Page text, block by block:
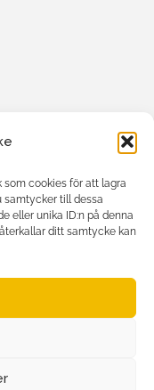
som cookies för att lagra
samtycker till dessa
eller unika ID:n på denna
ditt samtycke kan
AB